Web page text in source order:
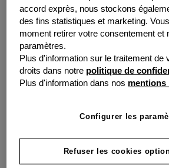
Dans un secteur où l’innovation
une vitesse fulgurante, les acteurs de
hôpitaux, cliniques, cabinets libéraux
face à une équation complexe :
pointe tout en préservant l’équilibre
stratégique, permettant d’allier
accord exprès, nous stockons
des fins statistiques et marketing.
moment retirer votre consentement et
paramètres.
Plus d'information sur le traitement de
droits dans notre politique de
Plus d'information dans nos mentions
Configurer les
Refuser les cookies